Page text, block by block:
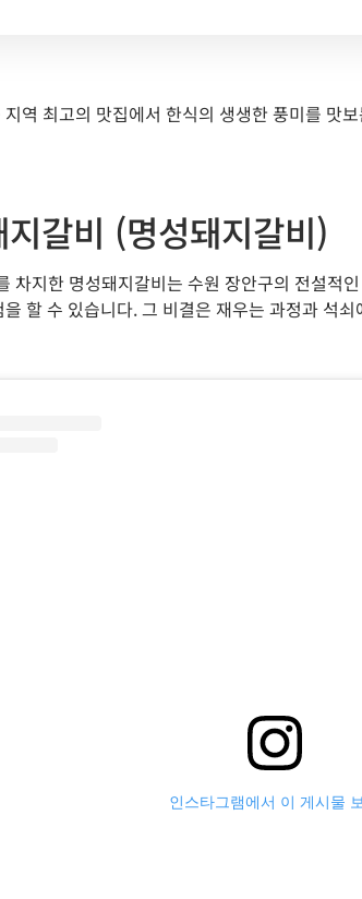
지역 최고의 맛집에서 한식의 생생한 풍미를 맛
지갈비 (명성돼지갈비)
차지한 명성돼지갈비는 수원 장안구의 전설적
할 수 있습니다. 그 비결은 재우는 과정과 석
인스타그램에서 이 게시물